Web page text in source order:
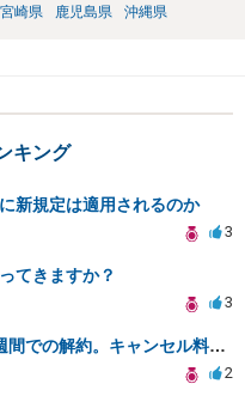
宮崎県 鹿児島県 沖縄県
キング
新規定は適用されるのか
3
てきますか？
3
結婚式場の金額ミスによる2週間での解約。キャンセル料10万円の免除は可能か。
2